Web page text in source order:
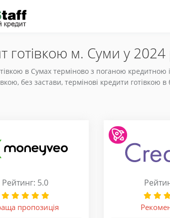
готівкою м. Суми у 2024
в Сумах терміново з поганою
без застави, термінові кредити готівкою
Рейтинг: 5.0
пропозиція